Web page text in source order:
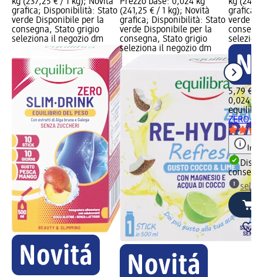
grafica; Disponibilità: Stato
verde Disponibile per la
consegna, Stato grigio
seleziona il negozio dm
(241,25 € / 1 kg); Novità
grafica; Disponibilità: Stato
verde Disponibile per la
consegna, Stato grigio
seleziona il negozio dm
grafica;
verde
5,79 €
0,024 kg
equilibra
ZERO,